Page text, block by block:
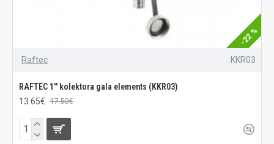
-22 %
Raftec KKR03
RAFTEC 1'' kolektora gala elements (KKR03)
13.65€ 17.50€